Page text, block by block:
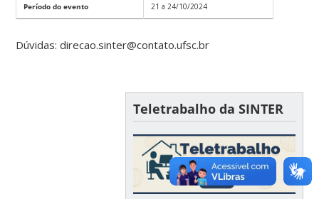
Período do evento 21 a 24/10/2024
Dúvidas: direcao.sinter@contato.ufsc.br
Teletrabalho da SINTER